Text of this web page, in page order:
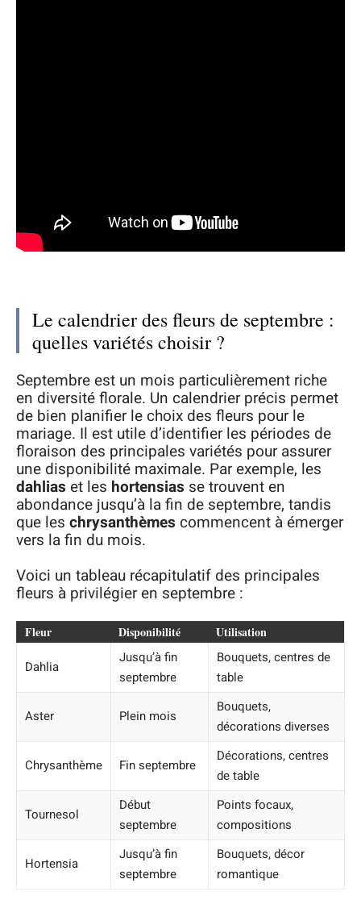
Le calendrier des fleurs de septembre :
quelles variétés choisir ?
Septembre est un mois particulièrement riche
en diversité florale. Un calendrier précis permet
de bien planifier le choix des fleurs pour le
mariage. Il est utile d’identifier les périodes de
floraison des principales variétés pour assurer
une disponibilité maximale. Par exemple, les
dahlias et les hortensias se trouvent en
abondance jusqu’à la fin de septembre, tandis
que les chrysanthèmes commencent à émerger
vers la fin du mois.
Voici un tableau récapitulatif des principales
fleurs à privilégier en septembre :
Fleur Disponibilité Utilisation
Dahlia
Jusqu’à fin
septembre
Bouquets, centres de
table
Aster Plein mois
Bouquets,
décorations diverses
Chrysanthème Fin septembre
Décorations, centres
de table
Tournesol
Début
septembre
Points focaux,
compositions
Hortensia
Jusqu’à fin
septembre
Bouquets, décor
romantique